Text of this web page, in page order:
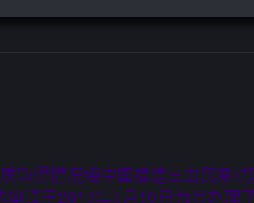
取得情况经中国福建自由贸易
请于2019年5月10日为其办